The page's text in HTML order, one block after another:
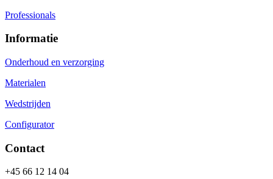
Professionals
Informatie
Onderhoud en verzorging
Materialen
Wedstrijden
Configurator
Contact
+45 66 12 14 04